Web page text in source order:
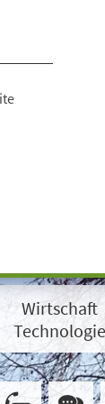
Wirtschaft
Technologie